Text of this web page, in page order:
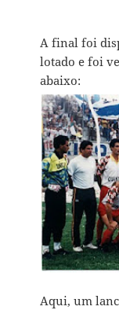
A final foi
lotado e foi
abaixo:
Aqui, um